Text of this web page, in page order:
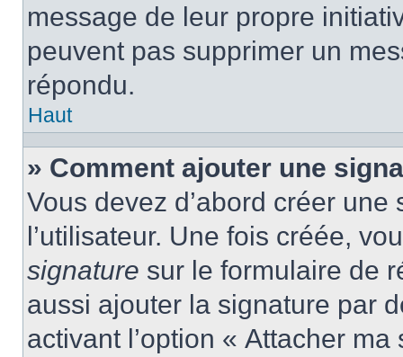
message de leur propre
peuvent pas supprimer un
répondu.
Haut
» Comment ajouter une
Vous devez d’abord créer
l’utilisateur. Une fois créée,
signature sur le formulaire de
aussi ajouter la signature par
activant l’option « Attacher